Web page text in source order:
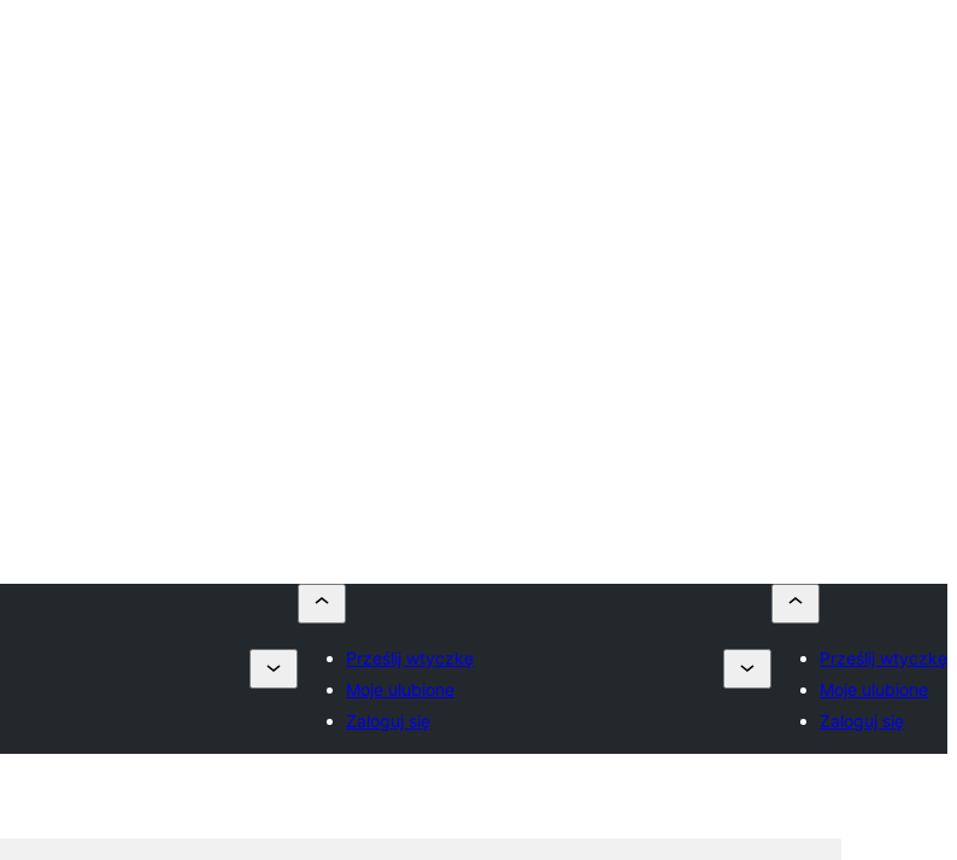
Prześlij wtyczkę
Moje ulubione
Zaloguj się
Prześlij wtyczkę
Moje ulubione
Zaloguj się